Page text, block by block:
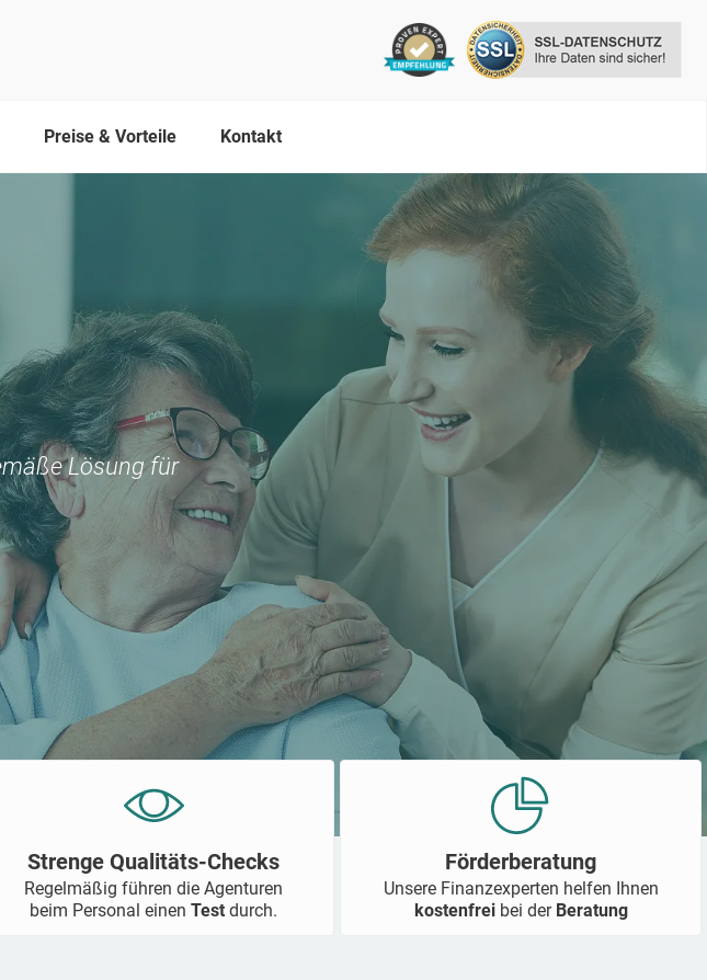
Preise & Vorteile Kontakt
Lösung für
Strenge Qualitäts-Checks
Regelmäßig führen die Agenturen
beim Personal einenTestdurch.
Förderberatung
Unsere Finanzexperten helfen Ihnen
kostenfrei bei der Beratung